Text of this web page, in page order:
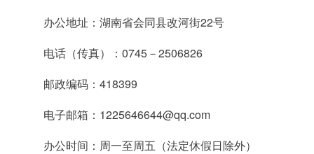
办公地址：湖南省会同县改河街22号
电话（传真）：0745－2506826
邮政编码：418399
电子邮箱：1225646644@qq.com
办公时间：周一至周五（法定休假日除外）